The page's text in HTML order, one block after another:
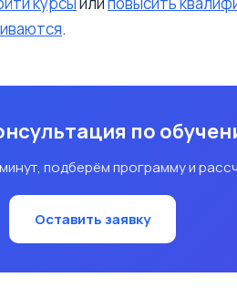
.
по
подберём программу и
Оставить заявку